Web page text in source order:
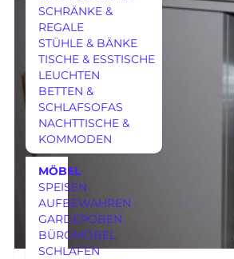
SCHRÄNKE &
REGALE
STÜHLE & BÄNKE
TISCHE & ESSTISCHE
LEUCHTEN
BETTEN &
SCHLAFSOFAS
NACHTTISCHE &
KOMMODEN
MÖBEL
MÖBEL
SPEISEN
AUFBEWAHREN
GARDEROBEN
BÜROMÖBEL
SCHLAFEN